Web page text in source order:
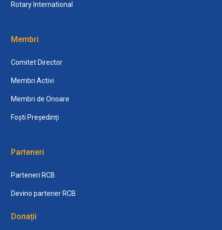
Rotary International
Membri
Comitet Director
Membri Activi
Membri de Onoare
Foști Președinți
Parteneri
Parteneri RCB
Devino partener RCB
Donații